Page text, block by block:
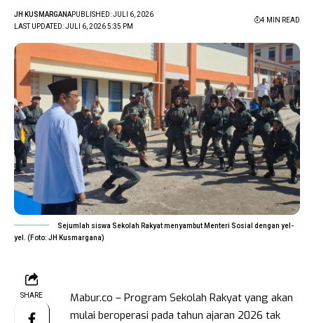
LAST UPDATED: JULI 6, 2026 5:35 PM
JH KUSMARGANAPUBLISHED: JULI 6, 2026
4 MIN READ
Sejumlah siswa Sekolah Rakyat menyambut Menteri Sosial dengan yel-
yel. (Foto: JH Kusmargana)
SHARE
Mabur.co – Program Sekolah Rakyat yang akan
mulai beroperasi pada tahun ajaran 2026 tak